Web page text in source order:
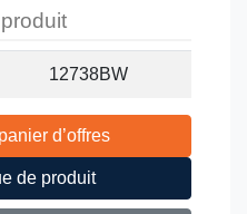
12738BW
d’offres
de produit